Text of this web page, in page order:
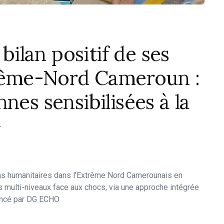
positif de ses
Nord Cameroun :
sensibilisées à la
dans l’Extrême Nord Camerounais en
niveaux face aux chocs, via une approche intégrée
par DG ECHO